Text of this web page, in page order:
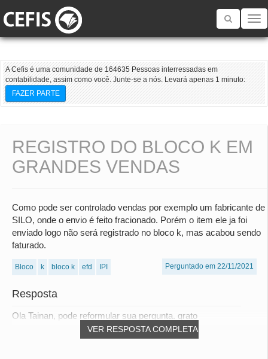
Toggle
A Cefis é uma comunidade de 164635 Pessoas interressadas em
contabilidade, assim como você. Junte-se a nós. Levará apenas 1 minuto:
FAZER PARTE
REGISTRO DO BLOCO K EM
GRANDES VENDAS
Como pode ser controlado vendas por exemplo um fabricante de
SILO, onde o envio é feito fracionado. Porém o item ele ja foi
enviado logo não será registrado no bloco k, mas acabou sendo
faturado.
Bloco k bloco k efd IPI Perguntado em 22/11/2021
Resposta
VER RESPOSTA COMPLETA
Ola Tainan, pode reformular sua pergunta. grato